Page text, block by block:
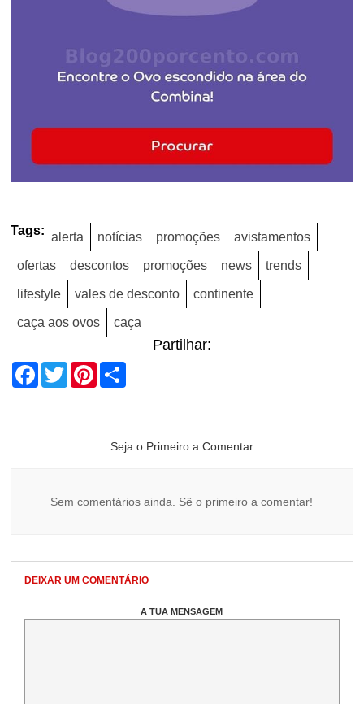
Tags: alerta notícias promoções avistamentos
ofertas descontos promoções news trends
lifestyle vales de desconto continente
caça aos ovos caça
Partilhar:
Facebook
TwitterPinterest
Seja o Primeiro a Comentar
Sem comentários ainda. Sê o primeiro a comentar!
DEIXAR UM COMENTÁRIO
A TUA MENSAGEM